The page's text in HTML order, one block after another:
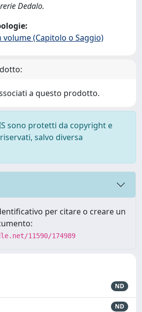
Dedalo.
(Capitolo o Saggio)
a questo prodotto.
sono protetti da copyright e
salvo diversa
per citare o creare un
11590/174989
ND
ND